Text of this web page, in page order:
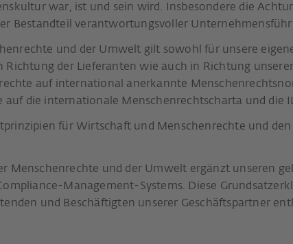
war, ist und sein wird. Insbesondere die
Bestandteil verantwortungsvoller
und der Umwelt gilt sowohl für unsere
der Lieferanten wie auch in Richtung
auf international anerkannte
die internationale Menschenrechtscharta und die
für Wirtschaft und Menschenrechte und
Menschenrechte und der Umwelt ergänzt unseren
Management-Systems. Diese
und Beschäftigten unserer Geschäftspartner